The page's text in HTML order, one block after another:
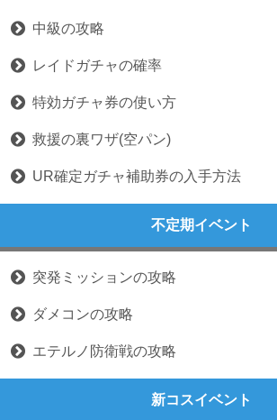
中級の攻略
レイドガチャの確率
特効ガチャ券の使い方
救援の裏ワザ(空パン)
UR確定ガチャ補助券の入手方法
不定期イベント
突発ミッションの攻略
ダメコンの攻略
エテルノ防衛戦の攻略
新コスイベント